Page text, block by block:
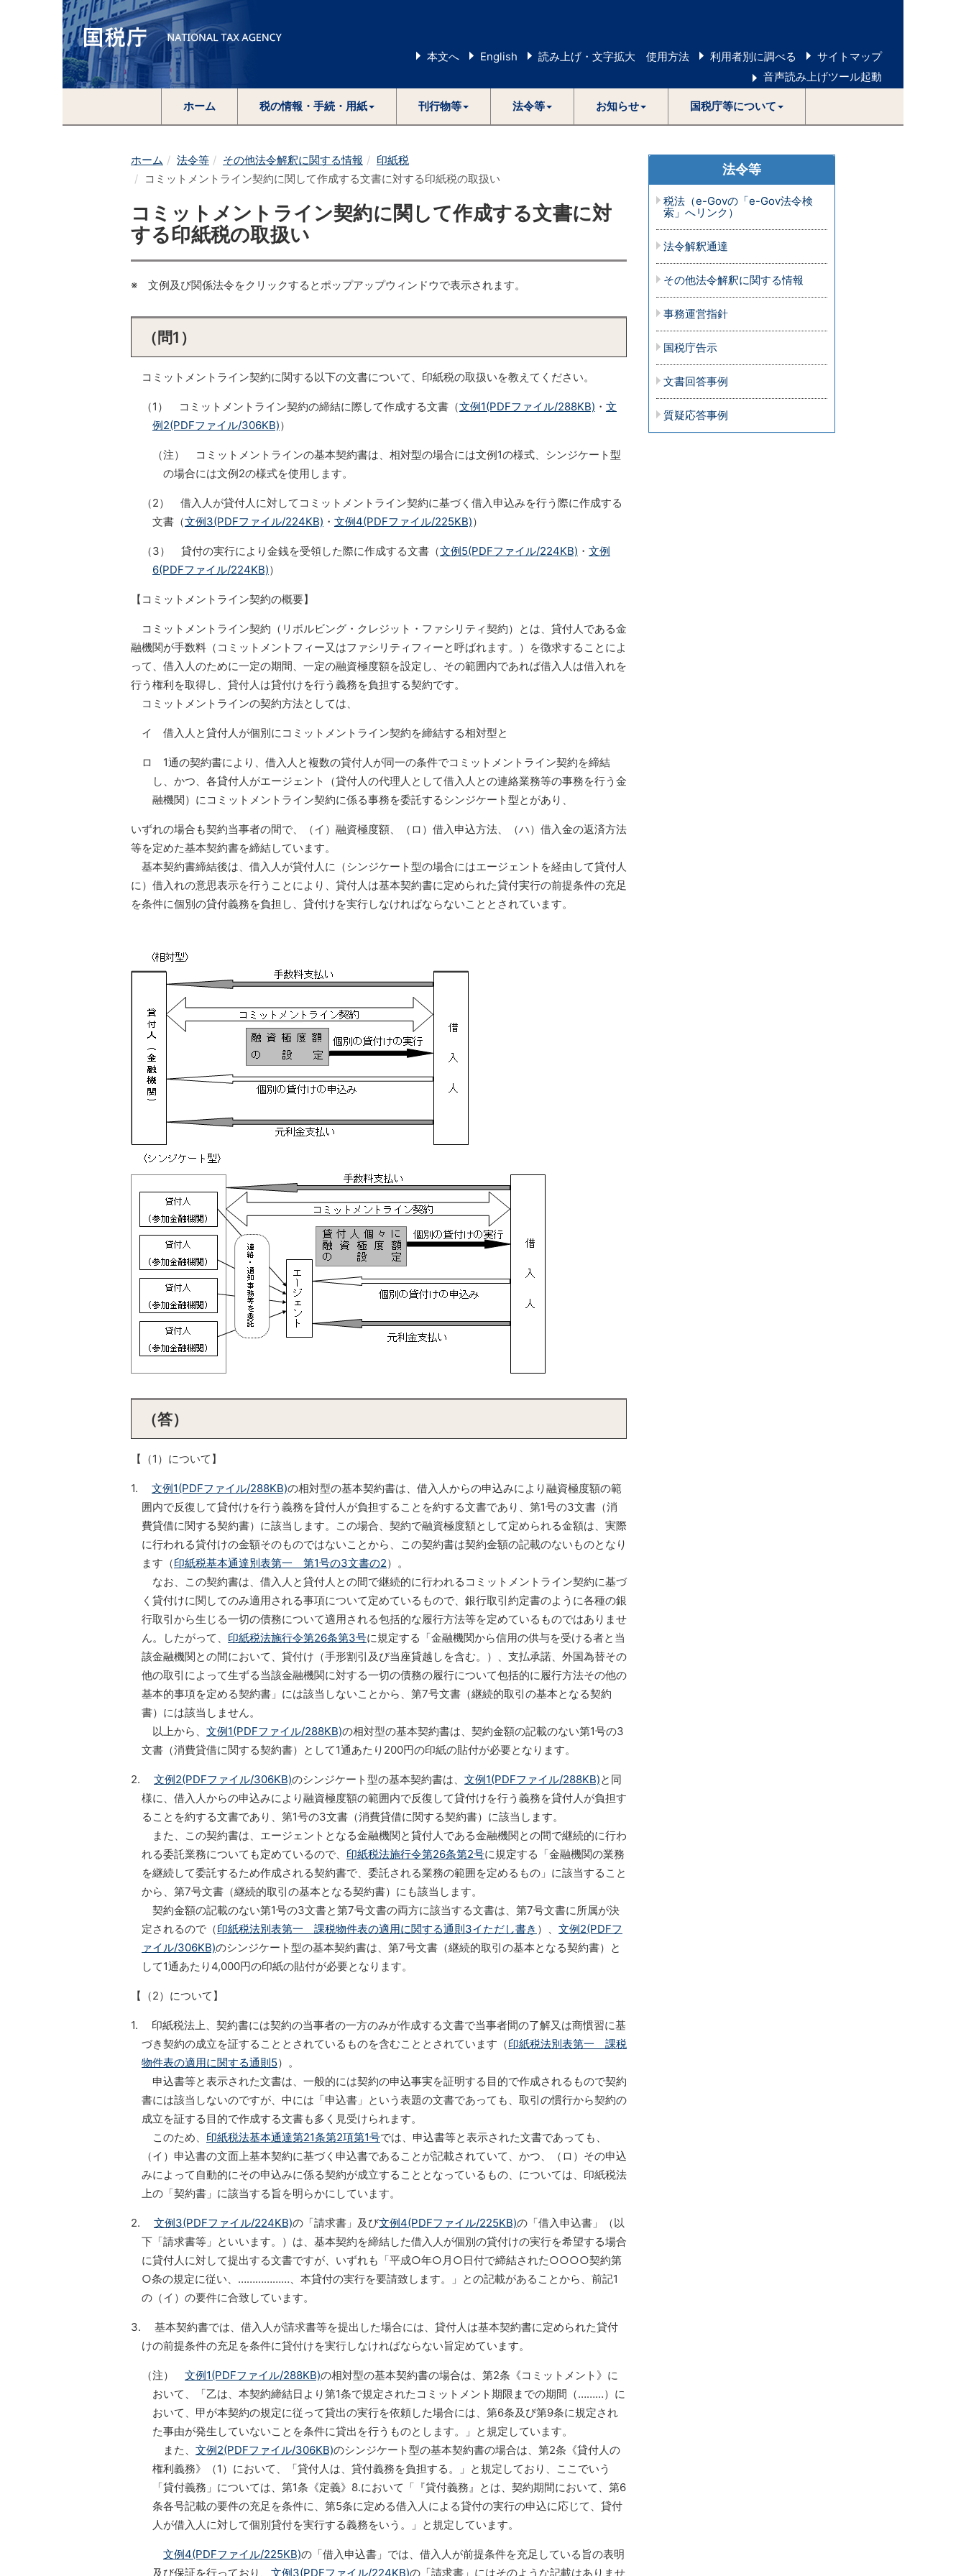
本文へ English 読み上げ・文字拡大 使用方法 利用者別に調べる
サイトマップ
音声読み上げツール起動
ホーム 税の情報・手続・用紙 刊行物等 法令等 お知らせ 国税庁等について
ホーム 法令等 その他法令解釈に関する情報
印紙税
コミットメントライン契約に関して作成する文書に対する印紙税の取扱い
コミットメントライン契約に関して作成する文書に対
する印紙税の取扱い
※ 文例及び関係法令をクリックするとポップアップウィンドウで表示されます。
（問1）
コミットメントライン契約に関する以下の文書について、印紙税の取扱いを教えてください。
（1） コミットメントライン契約の締結に際して作成する文書（文例1(PDFファイル/288KB) ・ 文
例2(PDFファイル/306KB)）
（注） コミットメントラインの基本契約書は、相対型の場合には文例1の様式、シンジケート型
の場合には文例2の様式を使用します。
（2） 借入人が貸付人に対してコミットメントライン契約に基づく借入申込みを行う際に作成する
文書（文例3(PDFファイル/224KB) ・ 文例4(PDFファイル/225KB)）
（3） 貸付の実行により金銭を受領した際に作成する文書（文例5(PDFファイル/224KB) ・ 文例
6(PDFファイル/224KB)）
【コミットメントライン契約の概要】
コミットメントライン契約（リボルビング・クレジット・ファシリティ契約）とは、貸付人である金
融機関が手数料（コミットメントフィー又はファシリティフィーと呼ばれます。）を徴求することによ
って、借入人のために一定の期間、一定の融資極度額を設定し、その範囲内であれば借入人は借入れを
行う権利を取得し、貸付人は貸付けを行う義務を負担する契約です。
コミットメントラインの契約方法としては、
イ 借入人と貸付人が個別にコミットメントライン契約を締結する相対型と
ロ 1通の契約書により、借入人と複数の貸付人が同一の条件でコミットメントライン契約を締結
し、かつ、各貸付人がエージェント（貸付人の代理人として借入人との連絡業務等の事務を行う金
融機関）にコミットメントライン契約に係る事務を委託するシンジケート型とがあり、
いずれの場合も契約当事者の間で、（イ）融資極度額、（ロ）借入申込方法、（ハ）借入金の返済方法
等を定めた基本契約書を締結しています。
基本契約書締結後は、借入人が貸付人に（シンジケート型の場合にはエージェントを経由して貸付人
に）借入れの意思表示を行うことにより、貸付人は基本契約書に定められた貸付実行の前提条件の充足
を条件に個別の貸付義務を負担し、貸付けを実行しなければならないこととされています。
（答）
【（1）について】
1. 文例1(PDFファイル/288KB)の相対型の基本契約書は、借入人からの申込みにより融資極度額の範
囲内で反復して貸付けを行う義務を貸付人が負担することを約する文書であり、第1号の3文書（消
費貸借に関する契約書）に該当します。この場合、契約で融資極度額として定められる金額は、実際
に行われる貸付けの金額そのものではないことから、この契約書は契約金額の記載のないものとなり
ます（印紙税基本通達別表第一 第1号の3文書の2）。
なお、この契約書は、借入人と貸付人との間で継続的に行われるコミットメントライン契約に基づ
く貸付けに関してのみ適用される事項について定めているもので、銀行取引約定書のように各種の銀
行取引から生じる一切の債務について適用される包括的な履行方法等を定めているものではありませ
ん。したがって、 印紙税法施行令第26条第3号に規定する「金融機関から信用の供与を受ける者と当
該金融機関との間において、貸付け（手形割引及び当座貸越しを含む。）、支払承諾、外国為替その
他の取引によって生ずる当該金融機関に対する一切の債務の履行について包括的に履行方法その他の
基本的事項を定める契約書」には該当しないことから、第7号文書（継続的取引の基本となる契約
書）には該当しません。
以上から、 文例1(PDFファイル/288KB)の相対型の基本契約書は、契約金額の記載のない第1号の3
文書（消費貸借に関する契約書）として1通あたり200円の印紙の貼付が必要となります。
2. 文例2(PDFファイル/306KB)のシンジケート型の基本契約書は、 文例1(PDFファイル/288KB)と同
様に、借入人からの申込みにより融資極度額の範囲内で反復して貸付けを行う義務を貸付人が負担す
ることを約する文書であり、第1号の3文書（消費貸借に関する契約書）に該当します。
また、この契約書は、エージェントとなる金融機関と貸付人である金融機関との間で継続的に行わ
れる委託業務についても定めているので、 印紙税法施行令第26条第2号に規定する「金融機関の業務
を継続して委託するため作成される契約書で、委託される業務の範囲を定めるもの」に該当すること
から、第7号文書（継続的取引の基本となる契約書）にも該当します。
契約金額の記載のない第1号の3文書と第7号文書の両方に該当する文書は、第7号文書に所属が決
定されるので（印紙税法別表第一 課税物件表の適用に関する通則3イただし書き ）、 文例2(PDFフ
ァイル/306KB)のシンジケート型の基本契約書は、第7号文書（継続的取引の基本となる契約書）と
して1通あたり4,000円の印紙の貼付が必要となります。
【（2）について】
1. 印紙税法上、契約書には契約の当事者の一方のみが作成する文書で当事者間の了解又は商慣習に基
づき契約の成立を証することとされているものを含むこととされています（印紙税法別表第一 課税
物件表の適用に関する通則5）。
申込書等と表示された文書は、一般的には契約の申込事実を証明する目的で作成されるもので契約
書には該当しないのですが、中には「申込書」という表題の文書であっても、取引の慣行から契約の
成立を証する目的で作成する文書も多く見受けられます。
このため、 印紙税法基本通達第21条第2項第1号では、申込書等と表示された文書であっても、
（イ）申込書の文面上基本契約に基づく申込書であることが記載されていて、かつ、（ロ）その申込
みによって自動的にその申込みに係る契約が成立することとなっているもの、については、印紙税法
上の「契約書」に該当する旨を明らかにしています。
2. 文例3(PDFファイル/224KB)の「請求書」及び文例4(PDFファイル/225KB)の「借入申込書」（以
下「請求書等」といいます。）は、基本契約を締結した借入人が個別の貸付けの実行を希望する場合
に貸付人に対して提出する文書ですが、いずれも「平成○年○月○日付で締結された○○○○契約第
○条の規定に従い、………………、本貸付の実行を要請致します。」との記載があることから、前記1
の（イ）の要件に合致しています。
3. 基本契約書では、借入人が請求書等を提出した場合には、貸付人は基本契約書に定められた貸付
けの前提条件の充足を条件に貸付けを実行しなければならない旨定めています。
（注） 文例1(PDFファイル/288KB)の相対型の基本契約書の場合は、第2条《コミットメント》に
おいて、「乙は、本契約締結日より第1条で規定されたコミットメント期限までの期間（………）に
おいて、甲が本契約の規定に従って貸出の実行を依頼した場合には、第6条及び第9条に規定され
た事由が発生していないことを条件に貸出を行うものとします。」と規定しています。
また、 文例2(PDFファイル/306KB)のシンジケート型の基本契約書の場合は、第2条《貸付人の
権利義務》（1）において、「貸付人は、貸付義務を負担する。」と規定しており、ここでいう
「貸付義務」については、第1条《定義》8.において「『貸付義務』とは、契約期間において、第6
条各号記載の要件の充足を条件に、第5条に定める借入人による貸付の実行の申込に応じて、貸付
人が借入人に対して個別貸付を実行する義務をいう。」と規定しています。
文例4(PDFファイル/225KB)の「借入申込書」では、借入人が前提条件を充足している旨の表明
及び保証を行っており、 文例3(PDFファイル/224KB)の「請求書」にはそのような記載はありませ
法令等
税法（e-Govの「e-Gov法令検
索」へリンク）
法令解釈通達
その他法令解釈に関する情報
事務運営指針
国税庁告示
文書回答事例
質疑応答事例